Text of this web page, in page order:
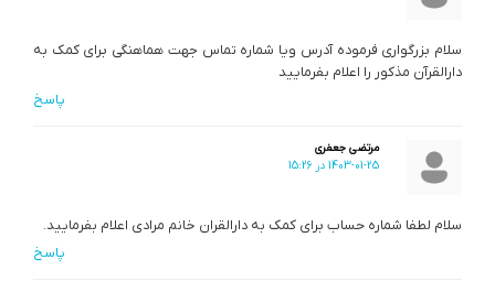
سلام بزرگواری فرموده آدرس ویا شماره تماس جهت هماهنگی برای کمک به
دارالقرآن مذکور را اعلام بفرمایید
پاسخ
مرتضی جعفری
1403-01-25 در 15:26
سلام لطفا شماره حساب برای کمک به دارالقران خانم مرادی اعلام بفرمایید.
پاسخ